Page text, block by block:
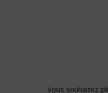
Vous souhaitez